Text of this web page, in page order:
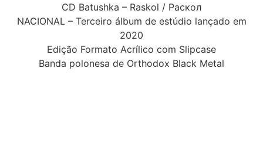
CD Batushka – Raskol / Раскол
NACIONAL – Terceiro álbum de estúdio lançado em
2020
Edição Formato Acrílico com Slipcase
Banda polonesa de Orthodox Black Metal